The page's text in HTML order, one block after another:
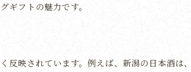
歴史を感じる工芸品の選び方
日本酒がカタログギフトで奏でる贅沢なひと
ギフトの魅力です。
反映されています。例えば、新潟の日本酒は